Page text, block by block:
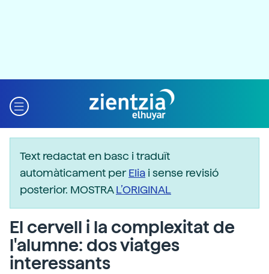
Text redactat en basc i traduït
automàticament perElia i sense revisió
posterior. MOSTRAL’ORIGINAL
El cervell i la complexitat de
l'alumne: dos viatges
interessants